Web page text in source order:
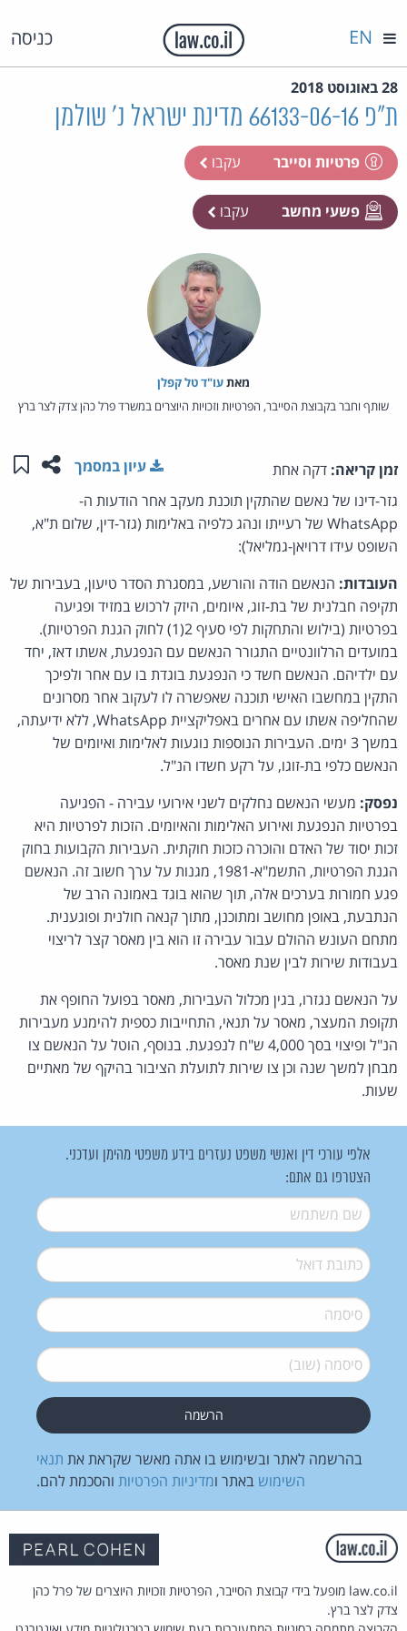
כניסה EN
28 באוגוסט 2018
ת"פ 66133-06-16 מדינת ישראל נ' שולמן
פרטיות וסייבר עקבו
פשעי מחשב עקבו
מאת‏עו"ד טל קפלן
שותף וחבר בקבוצת הסייבר, הפרטיות וזכויות היוצרים במשרד פרל כהן צדק לצר ברץ
זמן קריאה: דקה אחת שתפו
עיון במסמך
גזר-דינו של נאשם שהתקין תוכנת מעקב אחר הודעות ה-
WhatsApp של רעייתו ונהג כלפיה באלימות (גזר-דין, שלום ת"א,
השופט עידו דרויאן-גמליאל):
העובדות: הנאשם הודה והורשע, במסגרת הסדר טיעון, בעבירות של
תקיפה חבלנית של בת-זוג, איומים, היזק לרכוש במזיד ופגיעה
בפרטיות (בילוש והתחקות לפי סעיף 2(1) לחוק הגנת הפרטיות).
במועדים הרלוונטיים התגורר הנאשם עם הנפגעת, אשתו דאז, יחד
עם ילדיהם. הנאשם חשד כי הנפגעת בוגדת בו עם אחר ולפיכך
התקין במחשבו האישי תוכנה שאפשרה לו לעקוב אחר מסרונים
שהחליפה אשתו עם אחרים באפליקציית WhatsApp, ללא ידיעתה,
במשך 3 ימים. העבירות הנוספות נוגעות לאלימות ואיומים של
הנאשם כלפי בת-זוגו, על רקע חשדו הנ"ל.
נפסק: מעשי הנאשם נחלקים לשני אירועי עבירה - הפגיעה
בפרטיות הנפגעת ואירוע האלימות והאיומים. הזכות לפרטיות היא
זכות יסוד של האדם והוכרה כזכות חוקתית. העבירות הקבועות בחוק
הגנת הפרטיות, התשמ"א-1981, מגנות על ערך חשוב זה. הנאשם
פגע חמורות בערכים אלה, תוך שהוא בוגד באמונה הרב של
הנתבעת, באופן מחושב ומתוכנן, מתוך קנאה חולנית ופוגענית.
מתחם העונש ההולם עבור עבירה זו הוא בין מאסר קצר לריצוי
בעבודות שירות לבין שנת מאסר.
על הנאשם נגזרו, בגין מכלול העבירות, מאסר בפועל החופף את
תקופת המעצר, מאסר על תנאי, התחייבות כספית להימנע מעבירות
הנ"ל ופיצוי בסך 4,000 ש"ח לנפגעת. בנוסף, הוטל על הנאשם צו
מבחן למשך שנה וכן צו שירות לתועלת הציבור בהיקף של מאתיים
שעות.
אלפי עורכי דין ואנשי משפט נעזרים בידע משפטי מהימן ועדכני.
הצטרפו גם אתם:
שם משתמש*
דואל*
סיסמה*
סיסמה (שוב)*
בהרשמה לאתר ובשימוש בו אתה מאשר שקראת את תנאי
השימוש באתר ומדיניות הפרטיות והסכמת להם.
law.co.il מופעל בידי קבוצת הסייבר, הפרטיות וזכויות היוצרים של פרל כהן
צדק לצר ברץ.